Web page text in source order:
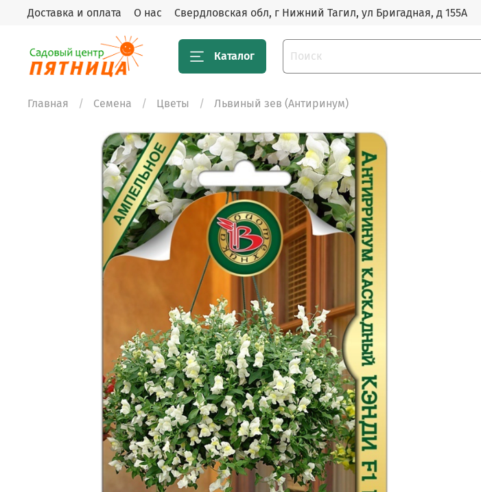
Доставка и оплата О нас Свердловская обл, г Нижний Тагил, ул Бригадная, д 155А
Каталог
Главная Семена Цветы Львиный зев (Антиринум)